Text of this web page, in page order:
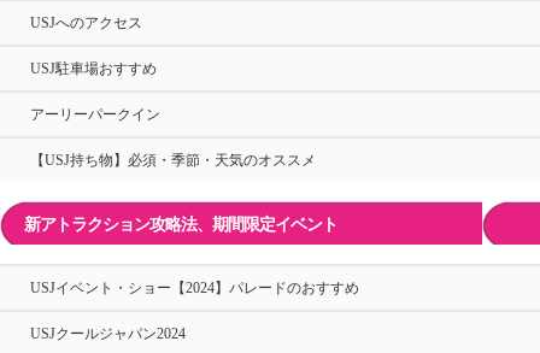
USJへのアクセス
USJ駐車場おすすめ
アーリーパークイン
【USJ持ち物】必須・季節・天気のオススメ
新アトラクション攻略法、期間限定イベント
USJイベント・ショー【2024】パレードのおすすめ
USJクールジャパン2024